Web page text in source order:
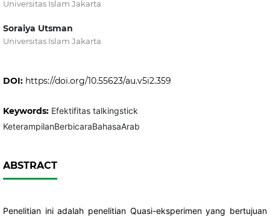
Universitas Islam Jakarta
Soraiya Utsman
Universitas Islam Jakarta
DOI: https://doi.org/10.55623/au.v5i2.359
Keywords: Efektifitas talkingstick
KeterampilanBerbicaraBahasaArab
ABSTRACT
Penelitian ini adalah penelitian Quasi-eksperimen yang bertujuan